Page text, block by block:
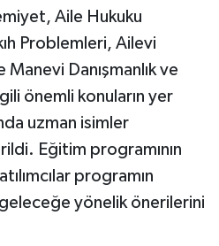
Aile Hukuku
Problemleri, Ailevi
Danışmanlık ve
önemli konuların yer
uzman isimler
Eğitim programının
programın
geleceğe yönelik önerilerini